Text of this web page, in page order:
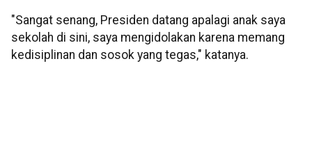
"Sangat senang, Presiden datang apalagi anak saya
sekolah di sini, saya mengidolakan karena memang
kedisiplinan dan sosok yang tegas," katanya.